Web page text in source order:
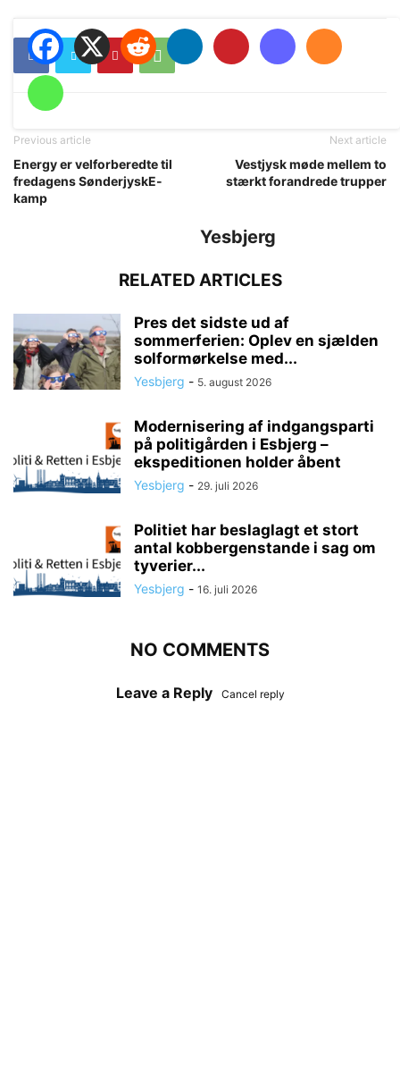
Previous article
Energy er velforberedte til
fredagens SønderjyskE-
kamp
Next article
Vestjysk møde mellem to
stærkt forandrede trupper
Yesbjerg
RELATED ARTICLES
Pres det sidste ud af
sommerferien: Oplev en sjælden
solformørkelse med...
Yesbjerg - 5. august 2026
Modernisering af indgangsparti
på politigården i Esbjerg –
ekspeditionen holder åbent
Yesbjerg - 29. juli 2026
Politiet har beslaglagt et stort
antal kobbergenstande i sag om
tyverier...
Yesbjerg - 16. juli 2026
NO COMMENTS
Leave a Reply Cancel reply